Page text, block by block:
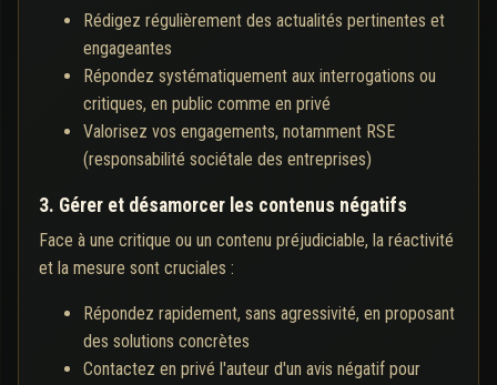
Rédigez régulièrement des actualités pertinentes et
engageantes
Répondez systématiquement aux interrogations ou
critiques, en public comme en privé
Valorisez vos engagements, notamment RSE
(responsabilité sociétale des entreprises)
3. Gérer et désamorcer les contenus négatifs
Face à une critique ou un contenu préjudiciable, la réactivité
et la mesure sont cruciales :
Répondez rapidement, sans agressivité, en proposant
des solutions concrètes
Contactez en privé l'auteur d'un avis négatif pour